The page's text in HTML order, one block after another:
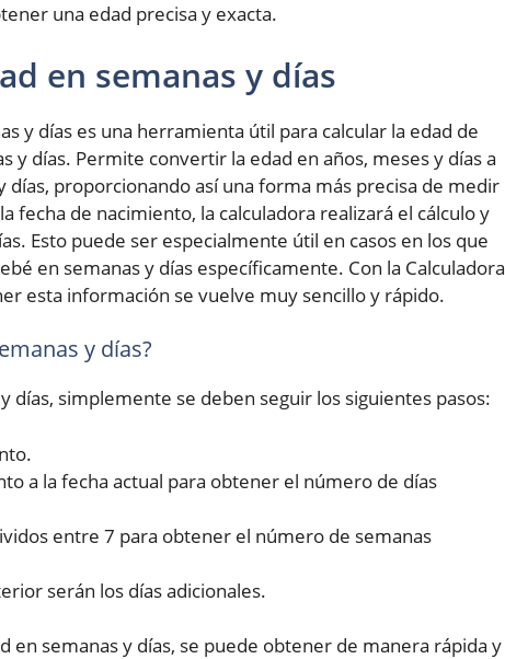
una edad precisa y exacta.
en semanas y días
y días es una herramienta útil para calcular la edad de
y días. Permite convertir la edad en años, meses y días a
días, proporcionando así una forma más precisa de medir
fecha de nacimiento, la calculadora realizará el cálculo y
Esto puede ser especialmente útil en casos en los que
en semanas y días específicamente. Con la Calculadora
esta información se vuelve muy sencillo y rápido.
y días?
días, simplemente se deben seguir los siguientes pasos:
a la fecha actual para obtener el número de días
entre 7 para obtener el número de semanas
serán los días adicionales.
en semanas y días, se puede obtener de manera rápida y